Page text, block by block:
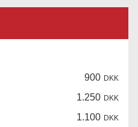
900 DKK
1.250 DKK
1.100 DKK